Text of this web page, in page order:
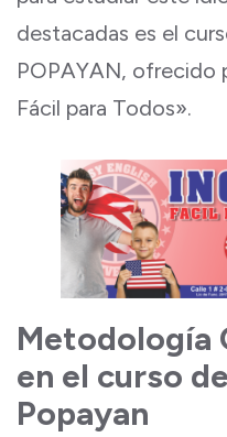
destacadas es el
POPAYAN, ofrecido
Fácil para Todos».
Metodología
en el curso
Popayan